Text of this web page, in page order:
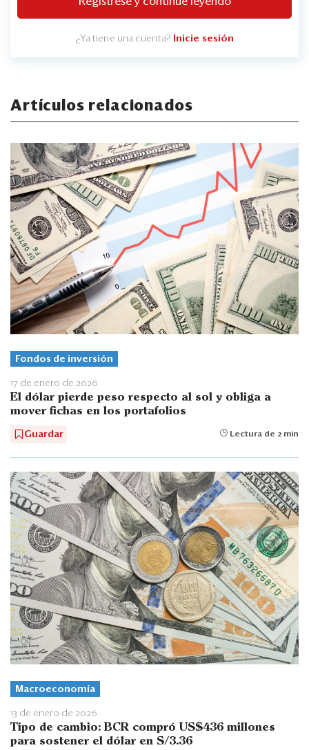
¿Ya tiene una cuenta? Inicie sesión
Artículos relacionados
Fondos de inversión
17 de enero de 2026
El dólar pierde peso respecto al sol y obliga a
mover fichas en los portafolios
Guardar Lectura de 2 min
Macroeconomía
13 de enero de 2026
Tipo de cambio: BCR compró US$436 millones
para sostener el dólar en S/3.36